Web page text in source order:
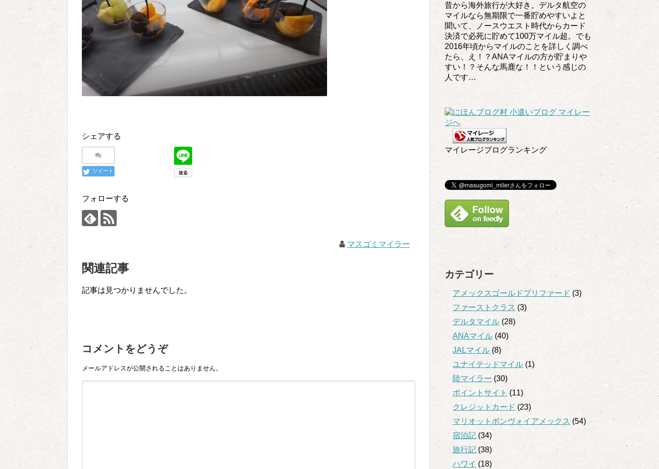
シェアする
ツイート
フォローする
マスゴミマイラー
関連記事
記事は見つかりませんでした。
コメントをどうぞ
メールアドレスが公開されることはありません。
昔から海外旅行が大好き。デルタ航空の
マイルなら無期限で一番貯めやすいよと
聞いて、ノースウエスト時代からカード
決済で必死に貯めて100万マイル超。でも
2016年頃からマイルのことを詳しく調べ
たら、え！？ANAマイルの方が貯まりや
すい！？そんな馬鹿な！！という感じの
人です…
マイレージブログランキング
カテゴリー
アメックスゴールドプリファード (3)
ファーストクラス (3)
デルタマイル (28)
ANAマイル (40)
JALマイル (8)
ユナイテッドマイル (1)
陸マイラー (30)
ポイントサイト (11)
クレジットカード (23)
マリオットボンヴォイアメックス (54)
宿泊記 (34)
旅行記 (38)
ハワイ (18)